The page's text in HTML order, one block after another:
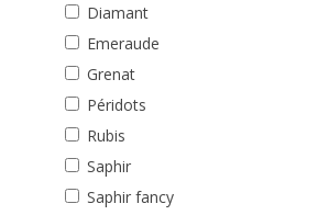
Diamant
Emeraude
Grenat
Péridots
Rubis
Saphir
Saphir fancy